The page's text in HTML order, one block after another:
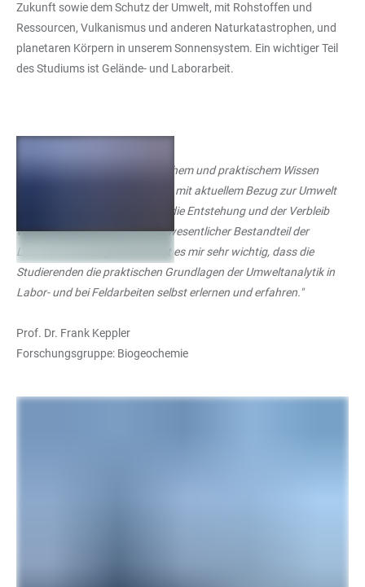
Zukunft sowie dem Schutz der Umwelt, mit Rohstoffen und
Ressourcen, Vulkanismus und anderen Naturkatastrophen, und
planetaren Körpern in unserem Sonnensystem. Ein wichtiger Teil
des Studiums ist Gelände- und Laborarbeit.
+5
"Die Vermittlung von theoretischem und praktischem Wissen
geowissenschaftlicher Themen mit aktuellem Bezug zur Umwelt
wie z.B. der Klimawandel oder die Entstehung und der Verbleib
von Schadstoffen ist für mich wesentlicher Bestandteil der
Lehrveranstaltungen. Dabei ist es mir sehr wichtig, dass die
Studierenden die praktischen Grundlagen der Umweltanalytik in
Labor- und bei Feldarbeiten selbst erlernen und erfahren."
Prof. Dr. Frank Keppler
Forschungsgruppe: Biogeochemie